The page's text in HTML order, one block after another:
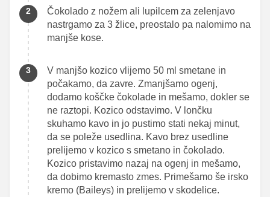
Čokolado z nožem ali lupilcem za zelenjavo
nastrgamo za 3 žlice, preostalo pa nalomimo na
manjše kose.
V manjšo kozico vlijemo 50 ml smetane in
počakamo, da zavre. Zmanjšamo ogenj,
dodamo koščke čokolade in mešamo, dokler se
ne raztopi. Kozico odstavimo. V lončku
skuhamo kavo in jo pustimo stati nekaj minut,
da se poleže usedlina. Kavo brez usedline
prelijemo v kozico s smetano in čokolado.
Kozico pristavimo nazaj na ogenj in mešamo,
da dobimo kremasto zmes. Primešamo še irsko
kremo (Baileys) in prelijemo v skodelice.